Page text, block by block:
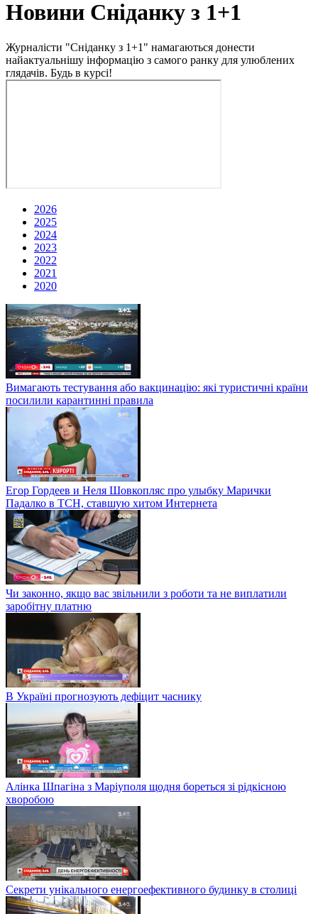
Новини Сніданку з 1+1
Журналісти "Сніданку з 1+1" намагаються донести
найактуальнішу інформацію з самого ранку для улюблених
глядачів. Будь в курсі!
2026
2025
2024
2023
2022
2021
2020
Вимагають тестування або вакцинацію: які туристичні країни
посилили карантинні правила
Егор Гордеев и Неля Шовкопляс про улыбку Марички
Падалко в ТСН, ставшую хитом Интернета
Чи законно, якщо вас звільнили з роботи та не виплатили
заробітну платню
В Україні прогнозують дефіцит часнику
Алінка Шпагіна з Маріуполя щодня бореться зі рідкісною
хворобою
Секрети унікального енергоефективного будинку в столиці